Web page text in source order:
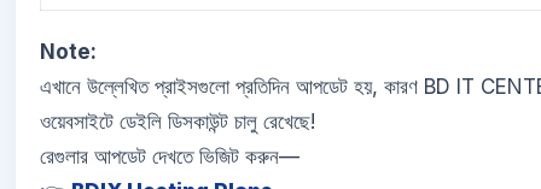
Note:
এখানে উল্লেখিত প্রাইসগুলো প্রতিদিন আপডেট হয়, কারণ BD IT
ওয়েবসাইটে ডেইলি ডিসকাউন্ট চালু রেখেছে!
রেগুলার আপডেট দেখতে ভিজিট করুন—